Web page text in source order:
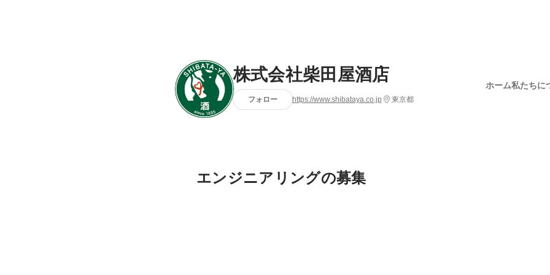
株式会社柴田屋酒店
フォロー https://www.shibataya.co.jp 東京都
ホーム私たちに
エンジニアリングの募集